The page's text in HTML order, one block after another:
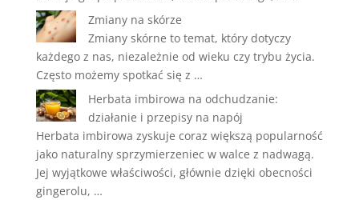
Zmiany na skórze
Zmiany skórne to temat, który dotyczy
każdego z nas, niezależnie od wieku czy trybu życia.
Często możemy spotkać się z …
Herbata imbirowa na odchudzanie:
działanie i przepisy na napój
Herbata imbirowa zyskuje coraz większą popularność
jako naturalny sprzymierzeniec w walce z nadwagą.
Jej wyjątkowe właściwości, głównie dzięki obecności
gingerolu, …